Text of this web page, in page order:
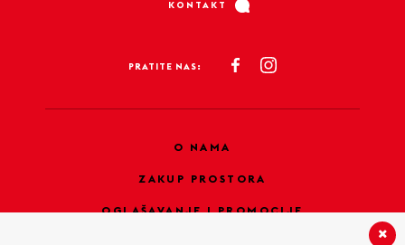
KONTAKT
PRATITE NAS:
O NAMA
ZAKUP PROSTORA
OGLAŠAVANJE I PROMOCIJE